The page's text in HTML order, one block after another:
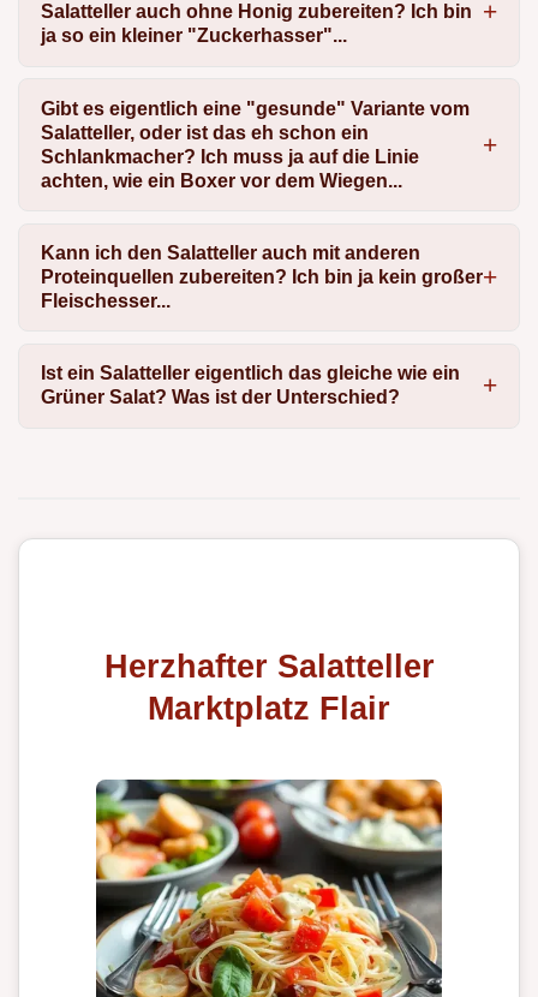
Salatteller auch ohne Honig zubereiten? Ich bin
ja so ein kleiner "Zuckerhasser"...
Gibt es eigentlich eine "gesunde" Variante vom
Salatteller, oder ist das eh schon ein
Schlankmacher? Ich muss ja auf die Linie
achten, wie ein Boxer vor dem Wiegen...
Kann ich den Salatteller auch mit anderen
Proteinquellen zubereiten? Ich bin ja kein großer
Fleischesser...
Ist ein Salatteller eigentlich das gleiche wie ein
Grüner Salat? Was ist der Unterschied?
Herzhafter Salatteller
Marktplatz Flair